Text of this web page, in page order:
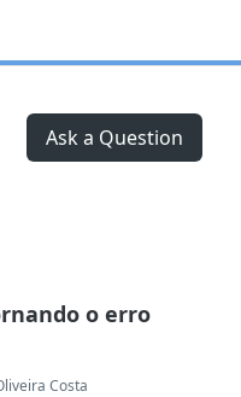
Ask a Question
o erro
Costa